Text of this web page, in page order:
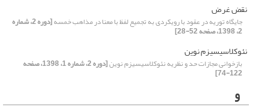
نقض غرض
جایگاه توریه در عقود با رویکردی به تجمیع لفظ با معنا در مذاهب خمسه [دوره 2، شماره
2، 1398، صفحه 52-28]
نئوکلاسیسیزم نوین
بازخوانی مجازات حد و نظریه نئوکلاسیسیزم نوین [دوره 2، شماره 1، 1398، صفحه
122-74]
و